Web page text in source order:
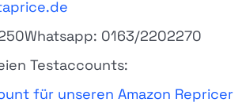
0163/2202270
Testaccounts:
für unseren Amazon Repricer